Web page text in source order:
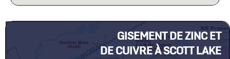
GISEMENT DE ZINC ET
DE CUIVRE À SCOTT LAKE